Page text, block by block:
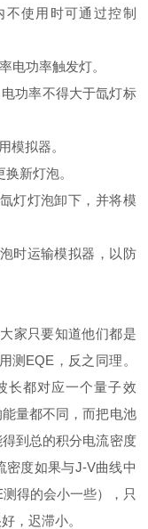
使用时可通过控制
功率触发灯。
功率不得大于氙灯标
拟器。
新灯泡。
灯灯泡卸下，并将模
时运输模拟器，以防
家只要知道他们都是
测EQE，反之同理。
长都对应一个量子效
量都不同，而把电池
到总的积分电流密度
密度如果与J-V曲线中
得的会小一些），只
，迟滞小。